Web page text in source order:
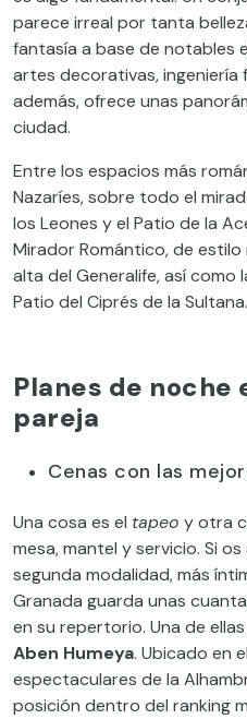
parece irreal por tanta
fantasía a base de notables
artes decorativas, ingeniería
además, ofrece unas
ciudad.
Entre los espacios más
Nazaríes, sobre todo el
los Leones y el Patio de la
Mirador Romántico, de
alta del Generalife, así como
Patio del Ciprés de la Sultana.
Planes de noche
pareja
Cenas con las
Una cosa es el tapeo y otra
mesa, mantel y servicio. Si
segunda modalidad, más
Granada guarda unas
en su repertorio. Una de ellas
Aben Humeya. Ubicado en
espectaculares de la
posición dentro del ranking